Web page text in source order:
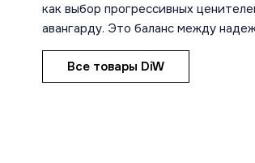
как выбор прогрессивных
авангарду. Это баланс между
Все товары DiW